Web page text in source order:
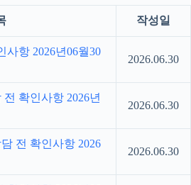
작성일
사항 2026년06월30
2026.06.30
확인사항 2026년
2026.06.30
전 확인사항 2026
2026.06.30